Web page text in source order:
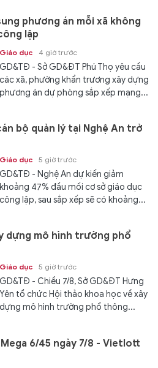
phương án mỗi xã không
lập
Giáo dục 4 giờ trước
GD&TĐ - Sở GD&ĐT Phú Thọ yêu cầu
các xã, phường khẩn trương xây dựng
phương án dự phòng sắp xếp mạng...
bộ quản lý tại Nghệ An trở
Giáo dục 5 giờ trước
GD&TĐ - Nghệ An dự kiến giảm
khoảng 47% đầu mối cơ sở giáo dục
công lập, sau sắp xếp sẽ có khoảng...
dựng mô hình trường phổ
Giáo dục 5 giờ trước
GD&TĐ - Chiều 7/8, Sở GD&ĐT Hưng
Yên tổ chức Hội thảo khoa học về xây
dựng mô hình trường phổ thông...
6/45 ngày 7/8 - Vietlott